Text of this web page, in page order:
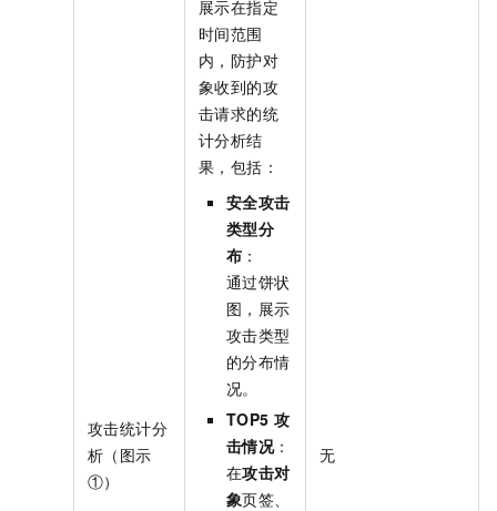
攻击统计分
析（图示
①）
展示在指定
时间范围
内，防护对
象收到的攻
击请求的统
计分析结
果，包括：
安全攻击
类型分
布 ：
通过饼状
图，展示
攻击类型
的分布情
况。
TOP5 攻
击情况：
在攻击对
象页签、
无